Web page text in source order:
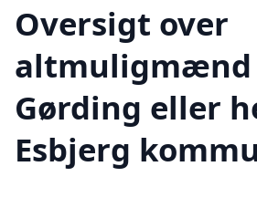
Oversigt over
altmuligmænd
Gørding eller
Esbjerg